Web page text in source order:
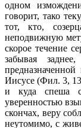
одном
говорит, тако
тот, кто,
неподвижную
скорое течение
забывая
Иисусе (Фил. 3,
и куда спеша
уверенностью
скончах, веру
неутомимо, с